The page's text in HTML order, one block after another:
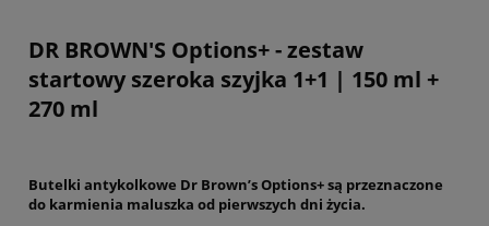
DR BROWN'S Options+ - zestaw
startowy szeroka szyjka 1+1 | 150 ml +
270 ml
Butelki antykolkowe Dr Brown’s Options+ są przeznaczone
do karmienia maluszka od pierwszych dni życia.